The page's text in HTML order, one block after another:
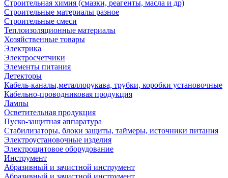
Строительная химия (смазки, реагенты, масла и др)
Строительные материалы разное
Строительные смеси
Теплоизоляционные материалы
Хозяйственные товары
Электрика
Электросчетчики
Элементы питания
Детекторы
Кабель-каналы,металлорукава, трубки, коробки установочные
Кабельно-проводниковая продукция
Лампы
Осветительная продукция
Пуско-защитная аппаратура
Стабилизаторы, блоки защиты, таймеры, источники питания
Электроустановочные изделия
Электрощитовое оборудование
Инструмент
Абразивный и зачистной инструмент
Абразивный и зачистной инструмент